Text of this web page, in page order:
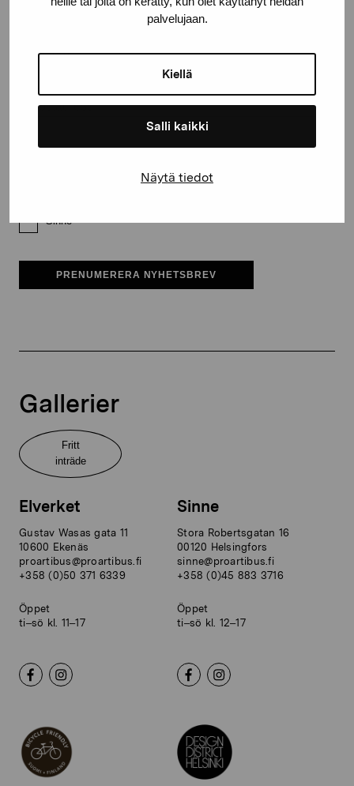
palvelujaan.
Kiellä
Salli kaikki
Näytä tiedot
Efternamn
E-postadress
Sinne
PRENUMERERA NYHETSBREV
Gallerier
Fritt
inträde
Elverket
Gustav Wasas gata 11
10600 Ekenäs
proartibus@proartibus.fi
+358 (0)50 371 6339
Öppet
ti–sö kl. 11–17
Sinne
Stora Robertsgatan 16
00120 Helsingfors
sinne@proartibus.fi
+358 (0)45 883 3716
Öppet
ti–sö kl. 12–17